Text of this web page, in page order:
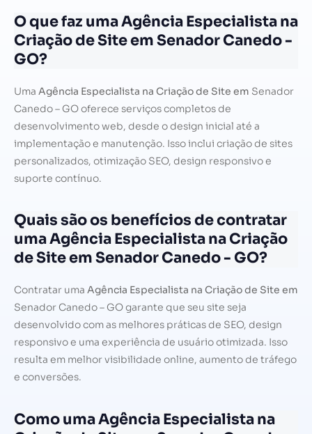
O que faz uma Agência Especialista na
Criação de Site em Senador Canedo -
GO?
Uma Agência Especialista na Criação de Site em Senador
Canedo – GO oferece serviços completos de
desenvolvimento web, desde o design inicial até a
implementação e manutenção. Isso inclui criação de sites
personalizados, otimização SEO, design responsivo e
suporte contínuo.
Quais são os benefícios de contratar
uma Agência Especialista na Criação
de Site em Senador Canedo - GO?
Contratar uma Agência Especialista na Criação de Site em
Senador Canedo – GO garante que seu site seja
desenvolvido com as melhores práticas de SEO, design
responsivo e uma experiência de usuário otimizada. Isso
resulta em melhor visibilidade online, aumento de tráfego
e conversões.
Como uma Agência Especialista na